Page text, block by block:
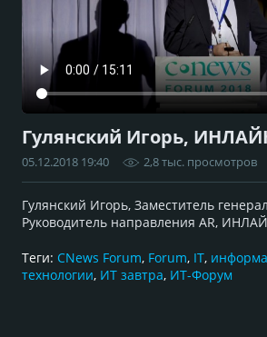
Гулянский Игорь,
05.12.2018 19:40 2,8 тыс. просмотров
Гулянский Игорь, Заместитель
Руководитель направления AR,
Теги: CNews Forum, Forum, IT,
технологии, ИТ завтра, ИТ-Форум